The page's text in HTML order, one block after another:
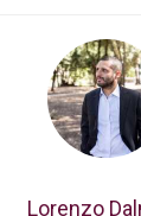
Lorenzo